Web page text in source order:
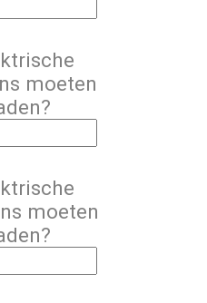
moeten
moeten